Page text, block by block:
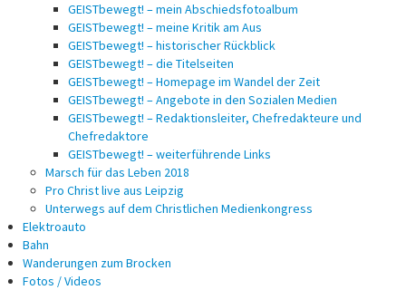
GEISTbewegt! – mein Abschiedsfotoalbum
GEISTbewegt! – meine Kritik am Aus
GEISTbewegt! – historischer Rückblick
GEISTbewegt! – die Titelseiten
GEISTbewegt! – Homepage im Wandel der Zeit
GEISTbewegt! – Angebote in den Sozialen Medien
GEISTbewegt! – Redaktionsleiter, Chefredakteure und
Chefredaktore
GEISTbewegt! – weiterführende Links
Marsch für das Leben 2018
Pro Christ live aus Leipzig
Unterwegs auf dem Christlichen Medienkongress
Elektroauto
Bahn
Wanderungen zum Brocken
Fotos / Videos